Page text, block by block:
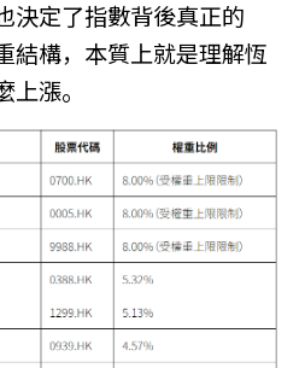
決定了指數背後真正的
結構，本質上就是理解恆
漲。